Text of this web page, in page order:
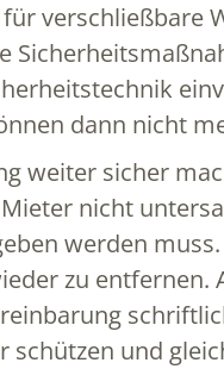
verschließbare
dann nicht
weiter sicher
nicht
werden
zu entfernen.
schützen und